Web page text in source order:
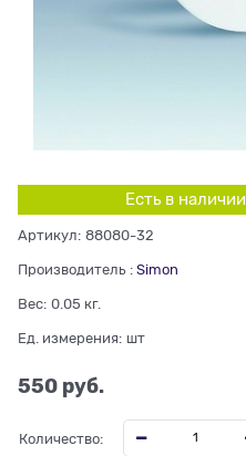
Есть в наличии
Артикул: 88080-32
Производитель : Simon
Вес: 0.05 кг.
Ед. измерения: шт
550 руб.
Количество: